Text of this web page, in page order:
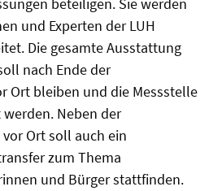
beteiligen. Sie werden
und Experten der LUH
Die gesamte Ausstattung
nach Ende der
Ort bleiben und die Messstelle
Neben der
Ort soll auch ein
zum Thema
und Bürger stattfinden.